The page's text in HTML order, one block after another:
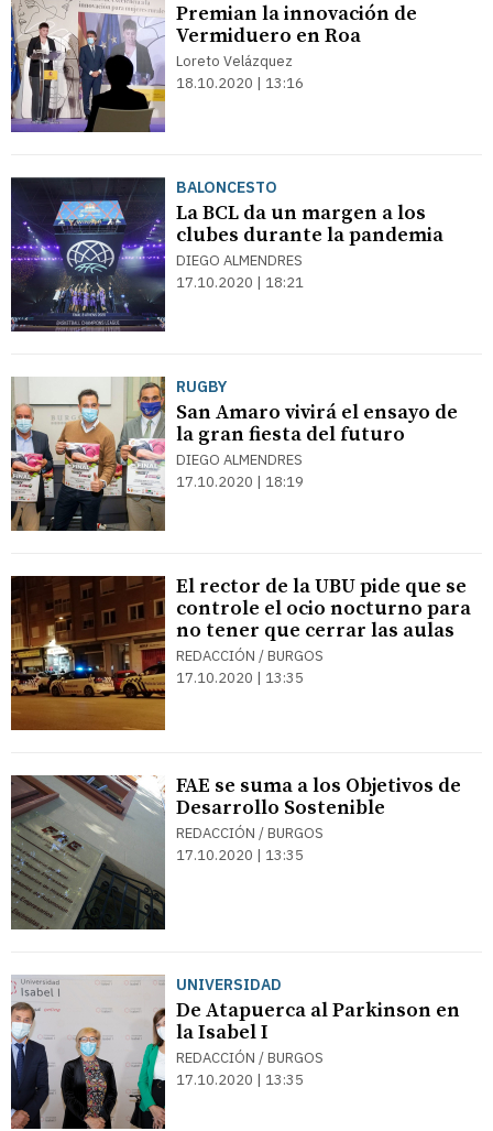
Premian la innovación de
Vermiduero en Roa
Loreto Velázquez
18.10.2020 | 13:16
BALONCESTO
La BCL da un margen a los
clubes durante la pandemia
DIEGO ALMENDRES
17.10.2020 | 18:21
RUGBY
San Amaro vivirá el ensayo de
la gran fiesta del futuro
DIEGO ALMENDRES
17.10.2020 | 18:19
El rector de la UBU pide que se
controle el ocio nocturno para
no tener que cerrar las aulas
REDACCIÓN / BURGOS
17.10.2020 | 13:35
FAE se suma a los Objetivos de
Desarrollo Sostenible
REDACCIÓN / BURGOS
17.10.2020 | 13:35
UNIVERSIDAD
De Atapuerca al Parkinson en
la Isabel I
REDACCIÓN / BURGOS
17.10.2020 | 13:35